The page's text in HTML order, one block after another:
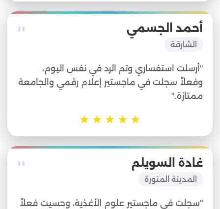
" أحمد الجسمي
الشارقة
"أرسلت استفساري وتم الرد في نفس اليوم،
وفعلاً سجلت في ماجستير إعلام رقمي والجامعة
ممتازة."
★
★
★
★
★
" غادة السويلم
المدينة المنورة
"سجلت في ماجستير علوم الأغذية، وحسيت فعلاً